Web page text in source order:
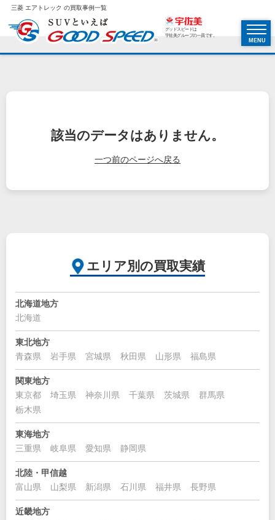
三菱 エアトレック の買取事例一覧
グッドスピードは
宇佐美グループの一員です。
MENU
該当のデータはありません。
一つ前のページへ戻る
エリア別の買取実績
北海道地方
北海道
東北地方
青森県
岩手県 宮城県 秋田県 山形県 福島県
関東地方
東京都
埼玉県 神奈川県 千葉県 茨城県
群馬県
栃木県
東海地方
三重県
岐阜県 愛知県 静岡県
北陸・甲信越
富山県
山梨県 新潟県 石川県 福井県 長野県
近畿地方